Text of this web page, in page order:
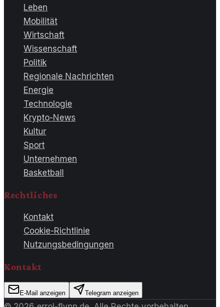
Leben
Mobilität
Wirtschaft
Wissenschaft
Politik
Regionale Nachrichten
Energie
Technologie
Krypto-News
Kultur
Sport
Unternehmen
Basketball
Rechtliches
Kontakt
Cookie-Richtlinie
Nutzungsbedingungen
Kontakt
E-Mail anzeigen Telegram anzeigen